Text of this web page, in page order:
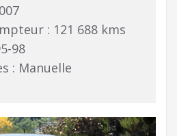
: 121 688 kms
98
: Manuelle